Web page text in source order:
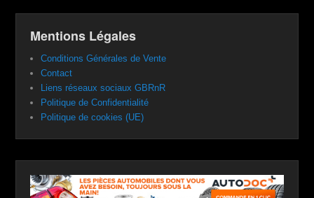
Mentions Légales
Conditions Générales de Vente
Contact
Liens réseaux sociaux GBRnR
Politique de Confidentialité
Politique de cookies (UE)